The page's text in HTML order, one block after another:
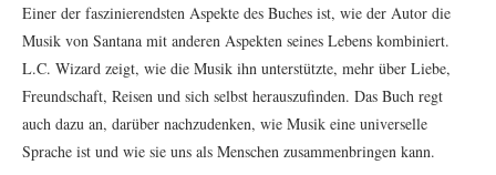
Einer der faszinierendsten Aspekte des Buches ist, wie der Autor die
Musik von Santana mit anderen Aspekten seines Lebens kombiniert.
L.C. Wizard zeigt, wie die Musik ihn unterstützte, mehr über Liebe,
Freundschaft, Reisen und sich selbst herauszufinden. Das Buch regt
auch dazu an, darüber nachzudenken, wie Musik eine universelle
Sprache ist und wie sie uns als Menschen zusammenbringen kann.